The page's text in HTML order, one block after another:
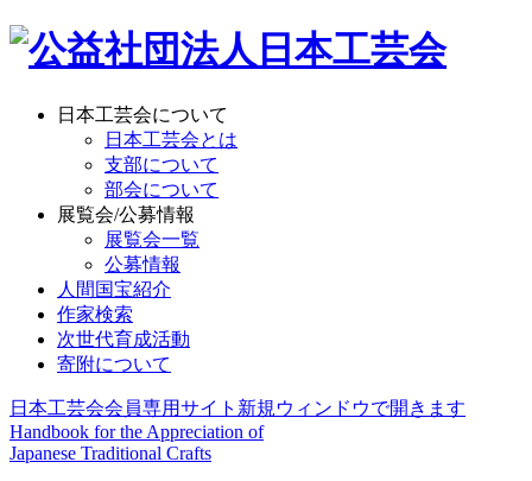
日本工芸会について
日本工芸会とは
支部について
部会について
展覧会/公募情報
展覧会一覧
公募情報
人間国宝紹介
作家検索
次世代育成活動
寄附について
日本工芸会会員専用サイト 新規ウィンドウで開きます
Handbook for the Appreciation of
Japanese Traditional Crafts